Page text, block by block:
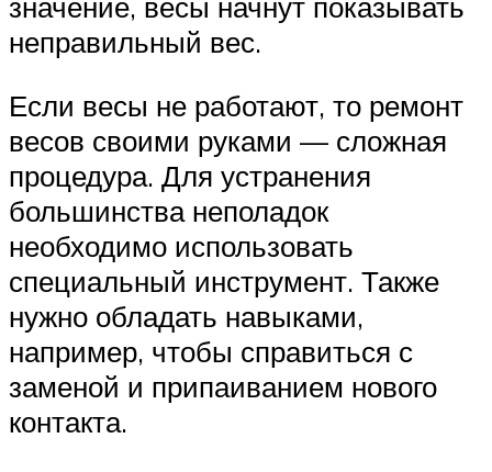
неправильный вес.
Если весы не работают, то ремонт
весов своими руками — сложная
процедура. Для устранения
большинства неполадок
необходимо использовать
специальный инструмент. Также
нужно обладать навыками,
например, чтобы справиться с
заменой и припаиванием нового
контакта.